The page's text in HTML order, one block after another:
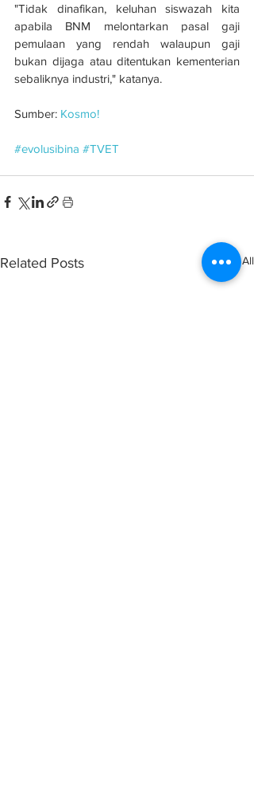
"Tidak dinafikan, keluhan siswazah kita
apabila BNM melontarkan pasal gaji
pemulaan yang rendah walaupun gaji
bukan dijaga atau ditentukan kementerian
sebaliknya industri," katanya.
Sumber: Kosmo!
#evolusibina #TVET
Related Posts See All